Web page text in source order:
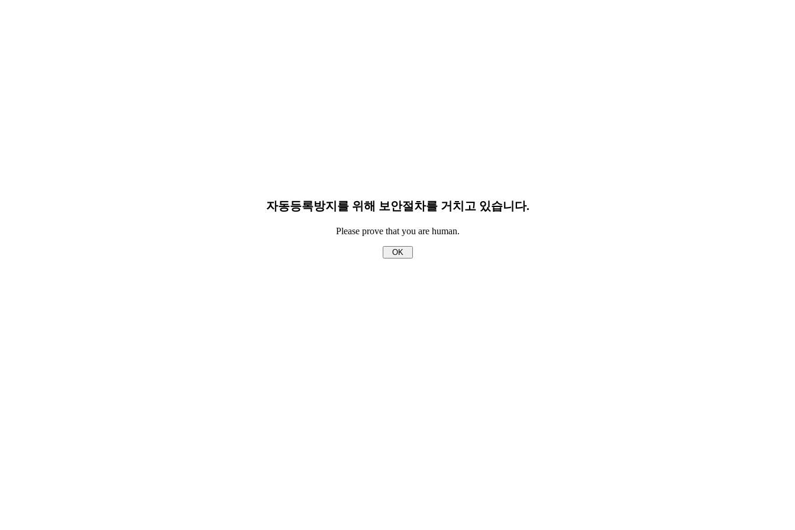
자동등록방지를 위해 보안절차를 거치고 있습니다.
Please prove that you are human.